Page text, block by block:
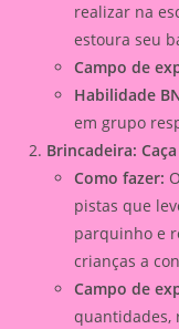
realizar na
estoura seu
Campo de
Habilidade
em grupo
Brincadeira:
Como fazer:
pistas que
parquinho e
crianças a
Campo de
quantidades,